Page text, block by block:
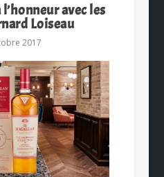
avec les
Loiseau
2017